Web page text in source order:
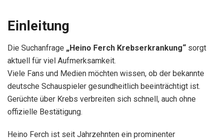
Einleitung
Die Suchanfrage „Heino Ferch Krebserkrankung“ sorgt
aktuell für viel Aufmerksamkeit.
Viele Fans und Medien möchten wissen, ob der bekannte
deutsche Schauspieler gesundheitlich beeinträchtigt ist.
Gerüchte über Krebs verbreiten sich schnell, auch ohne
offizielle Bestätigung.
Heino Ferch ist seit Jahrzehnten ein prominenter